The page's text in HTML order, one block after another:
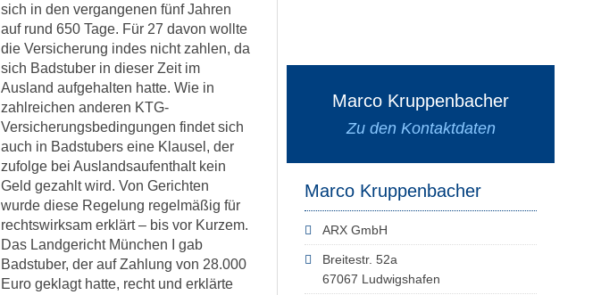
Marco Kruppenbacher
Zu den Kontaktdaten
Marco Kruppenbacher
ARX GmbH
Breitestr. 52a
67067 Ludwigshafen
sich in den vergangenen fünf Jahren
auf rund 650 Tage. Für 27 davon wollte
die Versicherung indes nicht zahlen, da
sich Badstuber in dieser Zeit im
Ausland aufgehalten hatte. Wie in
zahlreichen anderen KTG-
Versicherungsbedingungen findet sich
auch in Badstubers eine Klausel, der
zufolge bei Auslandsaufenthalt kein
Geld gezahlt wird. Von Gerichten
wurde diese Regelung regelmäßig für
rechtswirksam erklärt – bis vor Kurzem.
Das Landgericht München I gab
Badstuber, der auf Zahlung von 28.000
Euro geklagt hatte, recht und erklärte